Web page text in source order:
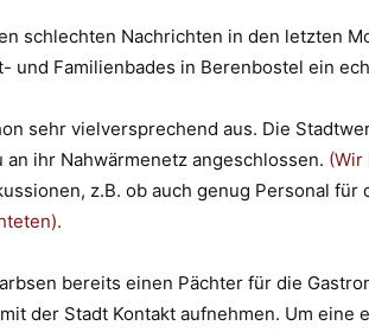
schlechten Nachrichten in den letzten
und Familienbades in Berenbostel ein
sehr vielversprechend aus. Die
an ihr Nahwärmenetz angeschlossen. (Wir
z.B. ob auch genug Personal für
bereits einen Pächter für die
der Stadt Kontakt aufnehmen. Um eine